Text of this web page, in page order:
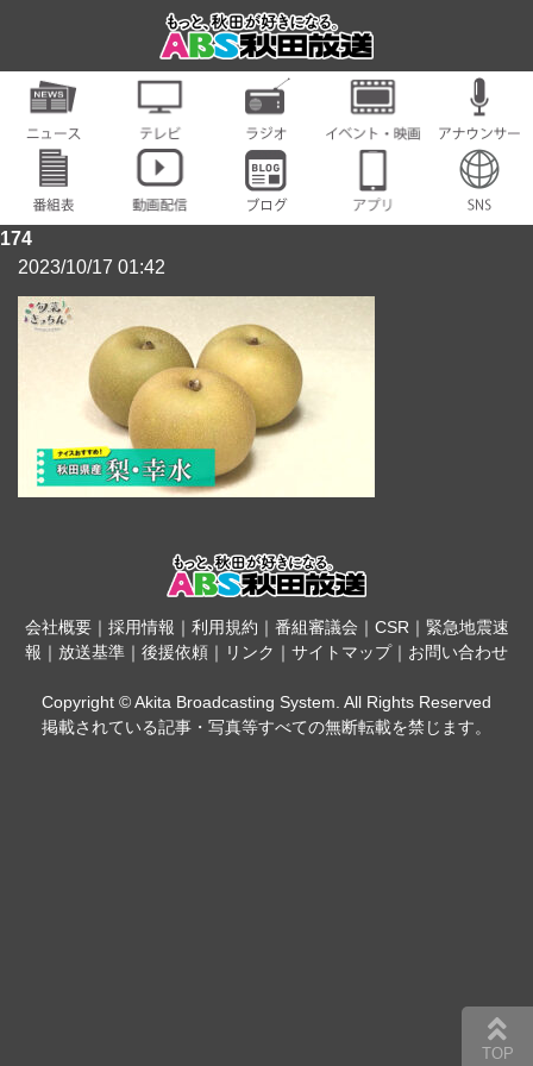
174
2023/10/17 01:42
会社概要｜ 採用情報 ｜ 利用規約 ｜ 番組審議会 ｜ CSR｜ 緊急地震速
報 ｜ 放送基準 ｜ 後援依頼 ｜ リンク ｜ サイトマップ｜ お問い合わせ
Copyright © Akita Broadcasting System. All Rights Reserved
掲載されている記事・写真等すべての無断転載を禁じます。